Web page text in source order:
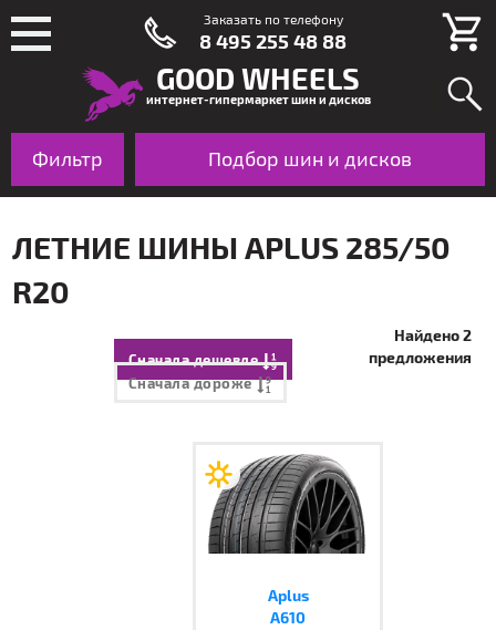
GOOD WHEELS
интернет-гипермаркет шин и дисков
Подбор шин и дисков
Фильтр Шины Диски По авто
ЛЕТНИЕ ШИНЫ APLUS 285/50
R20
Сначала дешевле
Сначала дороже
Найдено 2
предложения
Aplus
A610
Заказать по телефону
8 495 255 48 88